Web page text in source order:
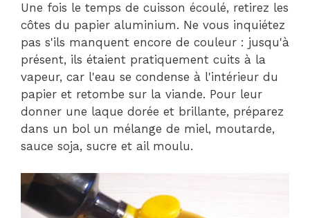
Une fois le temps de cuisson écoulé, retirez les
côtes du papier aluminium. Ne vous inquiétez
pas s'ils manquent encore de couleur : jusqu'à
présent, ils étaient pratiquement cuits à la
vapeur, car l'eau se condense à l'intérieur du
papier et retombe sur la viande. Pour leur
donner une laque dorée et brillante, préparez
dans un bol un mélange de miel, moutarde,
sauce soja, sucre et ail moulu.